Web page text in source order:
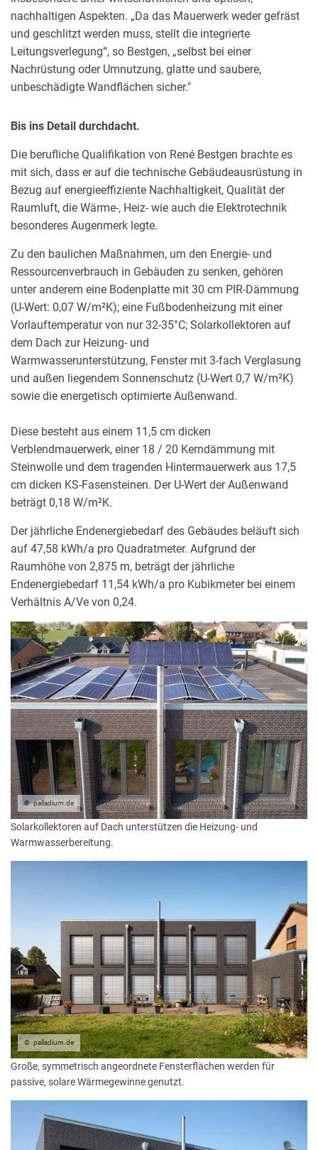
nachhaltigen Aspekten. „Da das Mauerwerk weder gefräst
und geschlitzt werden muss, stellt die integrierte
Leitungsverlegung“, so Bestgen, „selbst bei einer
Nachrüstung oder Umnutzung, glatte und saubere,
unbeschädigte Wandflächen sicher."
Bis ins Detail durchdacht.
Die berufliche Qualifikation von René Bestgen brachte es
mit sich, dass er auf die technische Gebäudeausrüstung in
Bezug auf energieeffiziente Nachhaltigkeit, Qualität der
Raumluft, die Wärme-, Heiz- wie auch die Elektrotechnik
besonderes Augenmerk legte.
Zu den baulichen Maßnahmen, um den Energie- und
Ressourcenverbrauch in Gebäuden zu senken, gehören
unter anderem eine Bodenplatte mit 30 cm PIR-Dämmung
(U-Wert: 0,07 W/m²K); eine Fußbodenheizung mit einer
Vorlauftemperatur von nur 32-35°C; Solarkollektoren auf
dem Dach zur Heizung- und
Warmwasserunterstützung, Fenster mit 3-fach Verglasung
und außen liegendem Sonnenschutz (U-Wert 0,7 W/m²K)
sowie die energetisch optimierte Außenwand.
Diese besteht aus einem 11,5 cm dicken
Verblendmauerwerk, einer 18 / 20 Kerndämmung mit
Steinwolle und dem tragenden Hintermauerwerk aus 17,5
cm dicken KS-Fasensteinen. Der U-Wert der Außenwand
beträgt 0,18 W/m²K.
Der jährliche Endenergiebedarf des Gebäudes beläuft sich
auf 47,58 kWh/a pro Quadratmeter. Aufgrund der
Raumhöhe von 2,875 m, beträgt der jährliche
Endenergiebedarf 11,54 kWh/a pro Kubikmeter bei einem
Verhältnis A/Ve von 0,24.
palladium.de
Solarkollektoren auf Dach unterstützen die Heizung- und
Warmwasserbereitung.
palladium.de
Große, symmetrisch angeordnete Fensterflächen werden für
passive, solare Wärmegewinne genutzt.